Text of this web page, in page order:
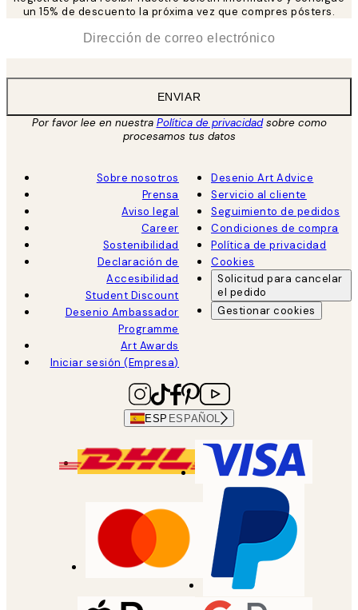
un 15% de descuento la próxima vez que compres pósters.
ENVIAR
Por favor lee en nuestra Política de privacidadsobre como
procesamos tus datos
Sobre nosotros
Prensa
Aviso legal
Career
Sostenibilidad
Declaración de
Accesibilidad
Student Discount
Desenio Ambassador
Programme
Art Awards
Iniciar sesión (Empresa)
Desenio Art Advice
Servicio al cliente
Seguimiento de pedidos
Condiciones de compra
Política de privacidad
Cookies
Solicitud para cancelar
el pedido
Gestionar cookies
ESP ESPAÑOL